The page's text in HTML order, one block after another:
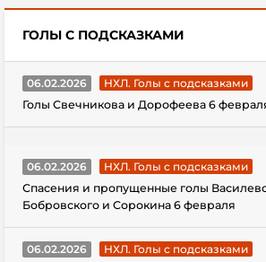
ГОЛЫ С ПОДСКАЗКАМИ
06.02.2026
НХЛ. Голы с подсказками
Голы Свечникова и Дорофеева 6
06.02.2026
НХЛ. Голы с подсказками
Спасения и пропущенные голы
Бобровского и Сорокина 6 февраля
06.02.2026
НХЛ. Голы с подсказками